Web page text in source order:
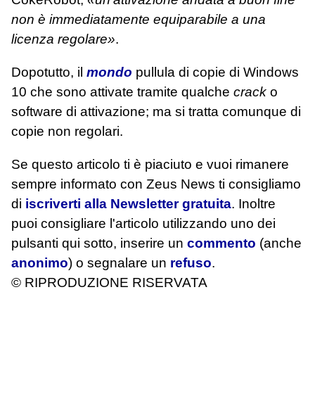
non è immediatamente equiparabile a una
licenza regolare».
Dopotutto, il mondo pullula di copie di Windows
10 che sono attivate tramite qualche crack o
software di attivazione; ma si tratta comunque di
copie non regolari.
Se questo articolo ti è piaciuto e vuoi rimanere
sempre informato con Zeus News ti consigliamo
di iscriverti alla Newsletter gratuita. Inoltre
puoi consigliare l'articolo utilizzando uno dei
pulsanti qui sotto, inserire un commento (anche
anonimo) o segnalare un refuso.
© RIPRODUZIONE RISERVATA